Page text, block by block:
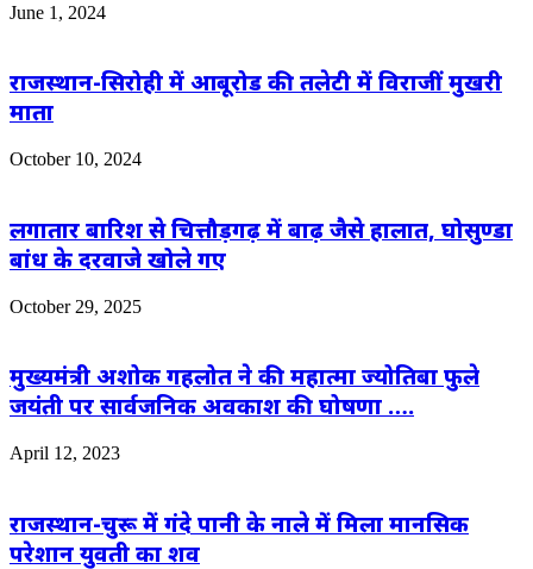
June 1, 2024
राजस्थान-सिरोही में आबूरोड की तलेटी में विराजीं मुखरी
माता
October 10, 2024
लगातार बारिश से चित्तौड़गढ़ में बाढ़ जैसे हालात, घोसुण्डा
बांध के दरवाजे खोले गए
October 29, 2025
मुख्यमंत्री अशोक गहलोत ने की महात्मा ज्योतिबा फुले
जयंती पर सार्वजनिक अवकाश की घोषणा ….
April 12, 2023
राजस्थान-चुरू में गंदे पानी के नाले में मिला मानसिक
परेशान युवती का शव